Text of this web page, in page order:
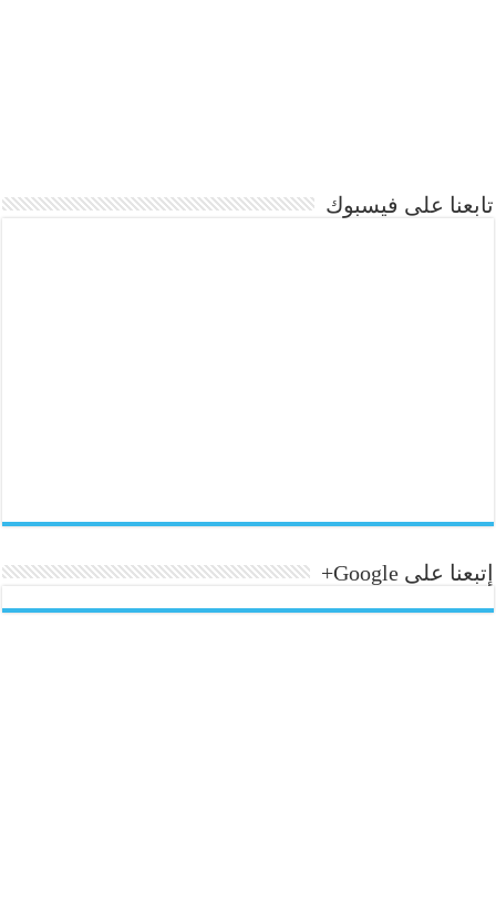
تابعنا على فيسبوك
إتبعنا على Google+